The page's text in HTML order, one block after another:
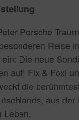
Porsche
Reise
Die neue
auf! Fix & Foxi
die
aus der
Leben.